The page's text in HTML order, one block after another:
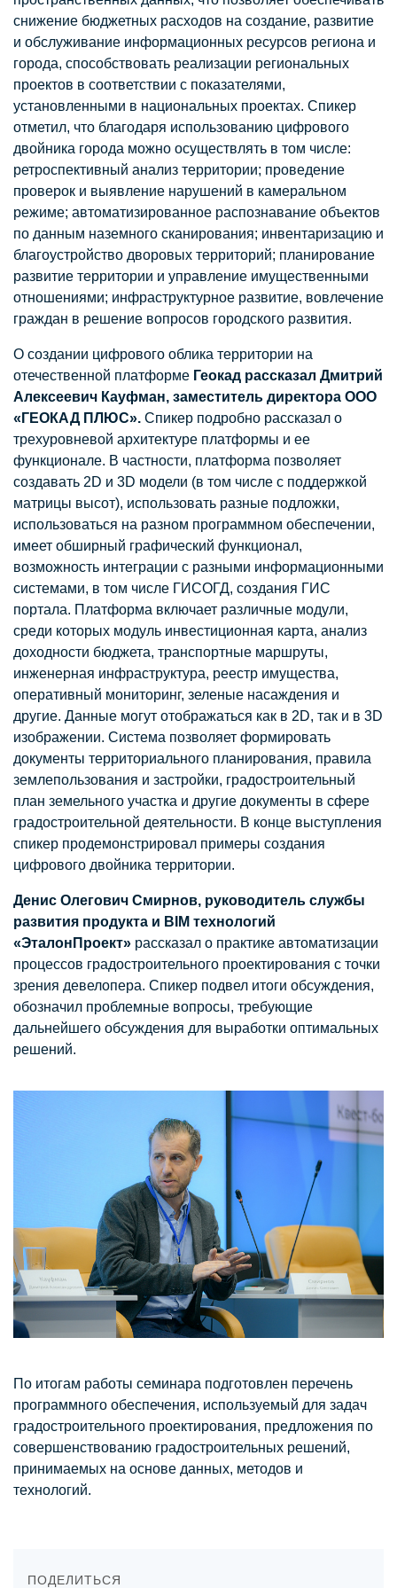
снижение бюджетных расходов на создание, развитие
и обслуживание информационных ресурсов региона и
города, способствовать реализации региональных
проектов в соответствии с показателями,
установленными в национальных проектах. Спикер
отметил, что благодаря использованию цифрового
двойника города можно осуществлять в том числе:
ретроспективный анализ территории; проведение
проверок и выявление нарушений в камеральном
режиме; автоматизированное распознавание объектов
по данным наземного сканирования; инвентаризацию и
благоустройство дворовых территорий; планирование
развитие территории и управление имущественными
отношениями; инфраструктурное развитие, вовлечение
граждан в решение вопросов городского развития.
О создании цифрового облика территории на
отечественной платформе Геокад рассказал Дмитрий
Алексеевич Кауфман, заместитель директора ООО
«ГЕОКАД ПЛЮС». Спикер подробно рассказал о
трехуровневой архитектуре платформы и ее
функционале. В частности, платформа позволяет
создавать 2D и 3D модели (в том числе с поддержкой
матрицы высот), использовать разные подложки,
использоваться на разном программном обеспечении,
имеет обширный графический функционал,
возможность интеграции с разными информационными
системами, в том числе ГИСОГД, создания ГИС
портала. Платформа включает различные модули,
среди которых модуль инвестиционная карта, анализ
доходности бюджета, транспортные маршруты,
инженерная инфраструктура, реестр имущества,
оперативный мониторинг, зеленые насаждения и
другие. Данные могут отображаться как в 2D, так и в 3D
изображении. Система позволяет формировать
документы территориального планирования, правила
землепользования и застройки, градостроительный
план земельного участка и другие документы в сфере
градостроительной деятельности. В конце выступления
спикер продемонстрировал примеры создания
цифрового двойника территории.
Денис Олегович Смирнов, руководитель службы
развития продукта и BIM технологий
«ЭталонПроект» рассказал о практике автоматизации
процессов градостроительного проектирования с точки
зрения девелопера. Спикер подвел итоги обсуждения,
обозначил проблемные вопросы, требующие
дальнейшего обсуждения для выработки оптимальных
решений.
По итогам работы семинара подготовлен перечень
программного обеспечения, используемый для задач
градостроительного проектирования, предложения по
совершенствованию градостроительных решений,
принимаемых на основе данных, методов и
технологий.
ПОДЕЛИТЬСЯ